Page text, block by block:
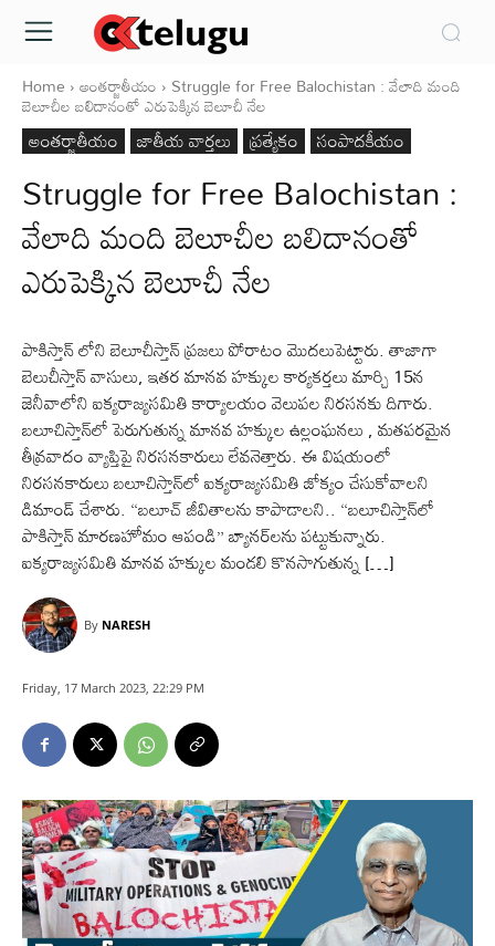
Home అంతర్జాతీయం Struggle for Free Balochistan : వేలాది మంది
బెలూచీల బలిదానంతో ఎరుపెక్కిన బెలూచీ నేల
అంతర్జాతీయం జాతీయ వార్తలు ప్రత్యేకం సంపాదకీయం
Struggle for Free Balochistan :
వేలాది మంది బెలూచీల బలిదానంతో
ఎరుపెక్కిన బెలూచీ నేల
పాకిస్తాన్ లోని బెలూచీస్తాన్ ప్రజలు పోరాటం మొదలుపెట్టారు. తాజాగా
బెలుచీస్తాన్ వాసులు, ఇతర మానవ హక్కుల కార్యకర్తలు మార్చి 15న
జెనీవాలోని ఐక్యరాజ్యసమితి కార్యాలయం వెలుపల నిరసనకు దిగారు.
బలూచిస్తాన్‌లో పెరుగుతున్న మానవ హక్కుల ఉల్లంఘనలు , మతపరమైన
తీవ్రవాదం వ్యాప్తిపై నిరసనకారులు లేవనెత్తారు. ఈ విషయంలో
నిరసనకారులు బలూచిస్తాన్‌లో ఐక్యరాజ్యసమితి జోక్యం చేసుకోవాలని
డిమాండ్ చేశారు. “బలూచ్ జీవితాలను కాపాడాలని.. “బలూచిస్తాన్‌లో
పాకిస్తాన్ మారణహోమం ఆపండి” బ్యానర్‌లను పట్టుకున్నారు.
ఐక్యరాజ్యసమితి మానవ హక్కుల మండలి కొనసాగుతున్న […]
By NARESH
Friday, 17 March 2023, 22:29 PM